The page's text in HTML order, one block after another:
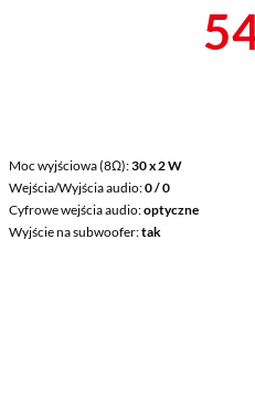
Moc wyjściowa (8Ω) 30 x 2 W
Wejścia/Wyjścia audio 0 / 0
Cyfrowe wejścia audio optyczne
Wyjście na subwoofer tak